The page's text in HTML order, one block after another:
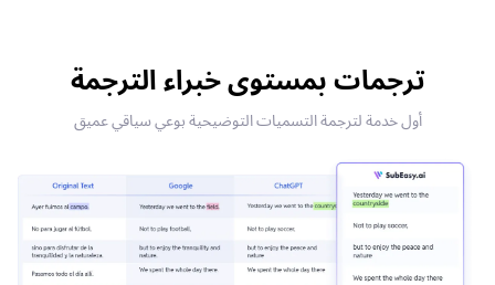
ترجمات بمستوى خبراء الترجمة
أول خدمة لترجمة التسميات التوضيحية بوعي سياقي عميق